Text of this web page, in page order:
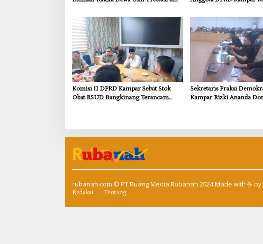
Kebutuhan Dasar
Komisi II DPRD Kampar Sebut Stok
Obat RSUD Bangkinang Terancam
Sekretaris Fraksi
Kampar Rizki Ananda
rubanah.com © PT Ruang Media Rubanah 2024 Made with ☕ by
Redaksi
Tentang